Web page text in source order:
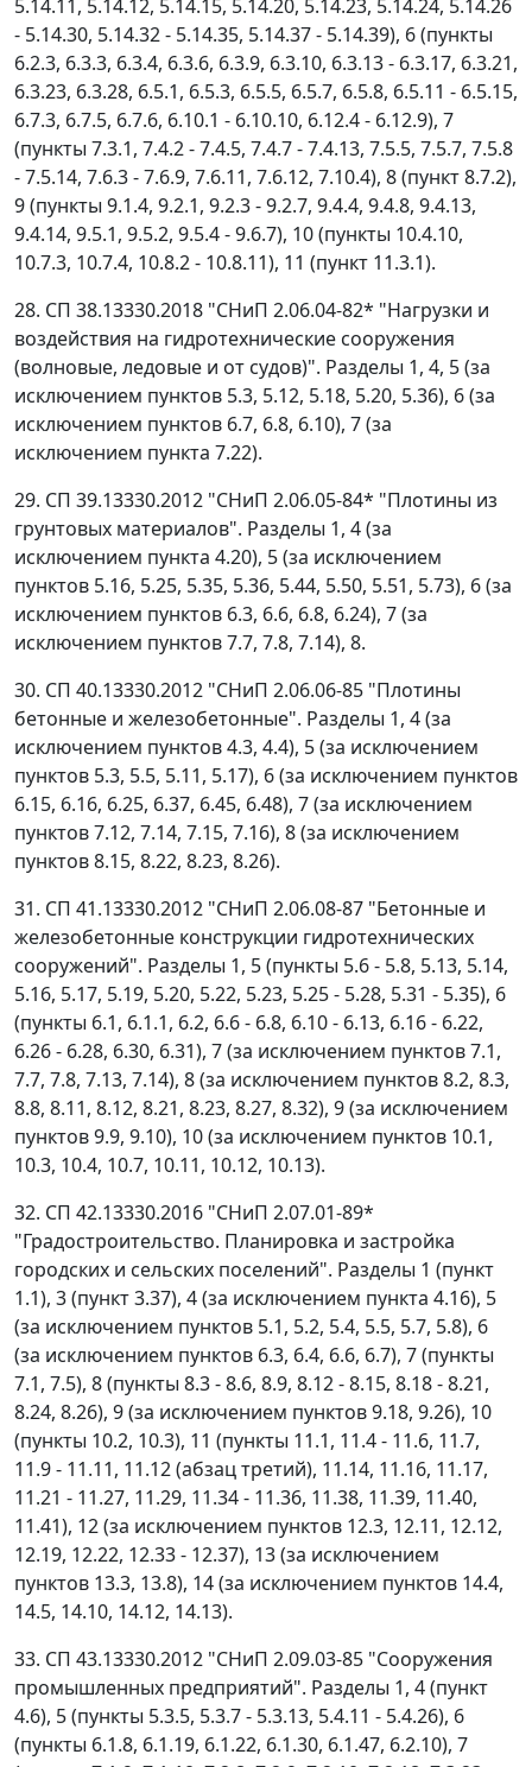
5.14.11, 5.14.12, 5.14.15, 5.14.20, 5.14.23, 5.14.24, 5.14.26
- 5.14.30, 5.14.32 - 5.14.35, 5.14.37 - 5.14.39), 6 (пункты
6.2.3, 6.3.3, 6.3.4, 6.3.6, 6.3.9, 6.3.10, 6.3.13 - 6.3.17, 6.3.21,
6.3.23, 6.3.28, 6.5.1, 6.5.3, 6.5.5, 6.5.7, 6.5.8, 6.5.11 - 6.5.15,
6.7.3, 6.7.5, 6.7.6, 6.10.1 - 6.10.10, 6.12.4 - 6.12.9), 7
(пункты 7.3.1, 7.4.2 - 7.4.5, 7.4.7 - 7.4.13, 7.5.5, 7.5.7, 7.5.8
- 7.5.14, 7.6.3 - 7.6.9, 7.6.11, 7.6.12, 7.10.4), 8 (пункт 8.7.2),
9 (пункты 9.1.4, 9.2.1, 9.2.3 - 9.2.7, 9.4.4, 9.4.8, 9.4.13,
9.4.14, 9.5.1, 9.5.2, 9.5.4 - 9.6.7), 10 (пункты 10.4.10,
10.7.3, 10.7.4, 10.8.2 - 10.8.11), 11 (пункт 11.3.1).
28. СП 38.13330.2018 "СНиП 2.06.04-82* "Нагрузки и
воздействия на гидротехнические сооружения
(волновые, ледовые и от судов)". Разделы 1, 4, 5 (за
исключением пунктов 5.3, 5.12, 5.18, 5.20, 5.36), 6 (за
исключением пунктов 6.7, 6.8, 6.10), 7 (за
исключением пункта 7.22).
29. СП 39.13330.2012 "СНиП 2.06.05-84* "Плотины из
грунтовых материалов". Разделы 1, 4 (за
исключением пункта 4.20), 5 (за исключением
пунктов 5.16, 5.25, 5.35, 5.36, 5.44, 5.50, 5.51, 5.73), 6 (за
исключением пунктов 6.3, 6.6, 6.8, 6.24), 7 (за
исключением пунктов 7.7, 7.8, 7.14), 8.
30. СП 40.13330.2012 "СНиП 2.06.06-85 "Плотины
бетонные и железобетонные". Разделы 1, 4 (за
исключением пунктов 4.3, 4.4), 5 (за исключением
пунктов 5.3, 5.5, 5.11, 5.17), 6 (за исключением пунктов
6.15, 6.16, 6.25, 6.37, 6.45, 6.48), 7 (за исключением
пунктов 7.12, 7.14, 7.15, 7.16), 8 (за исключением
пунктов 8.15, 8.22, 8.23, 8.26).
31. СП 41.13330.2012 "СНиП 2.06.08-87 "Бетонные и
железобетонные конструкции гидротехнических
сооружений". Разделы 1, 5 (пункты 5.6 - 5.8, 5.13, 5.14,
5.16, 5.17, 5.19, 5.20, 5.22, 5.23, 5.25 - 5.28, 5.31 - 5.35), 6
(пункты 6.1, 6.1.1, 6.2, 6.6 - 6.8, 6.10 - 6.13, 6.16 - 6.22,
6.26 - 6.28, 6.30, 6.31), 7 (за исключением пунктов 7.1,
7.7, 7.8, 7.13, 7.14), 8 (за исключением пунктов 8.2, 8.3,
8.8, 8.11, 8.12, 8.21, 8.23, 8.27, 8.32), 9 (за исключением
пунктов 9.9, 9.10), 10 (за исключением пунктов 10.1,
10.3, 10.4, 10.7, 10.11, 10.12, 10.13).
32. СП 42.13330.2016 "СНиП 2.07.01-89*
"Градостроительство. Планировка и застройка
городских и сельских поселений". Разделы 1 (пункт
1.1), 3 (пункт 3.37), 4 (за исключением пункта 4.16), 5
(за исключением пунктов 5.1, 5.2, 5.4, 5.5, 5.7, 5.8), 6
(за исключением пунктов 6.3, 6.4, 6.6, 6.7), 7 (пункты
7.1, 7.5), 8 (пункты 8.3 - 8.6, 8.9, 8.12 - 8.15, 8.18 - 8.21,
8.24, 8.26), 9 (за исключением пунктов 9.18, 9.26), 10
(пункты 10.2, 10.3), 11 (пункты 11.1, 11.4 - 11.6, 11.7,
11.9 - 11.11, 11.12 (абзац третий), 11.14, 11.16, 11.17,
11.21 - 11.27, 11.29, 11.34 - 11.36, 11.38, 11.39, 11.40,
11.41), 12 (за исключением пунктов 12.3, 12.11, 12.12,
12.19, 12.22, 12.33 - 12.37), 13 (за исключением
пунктов 13.3, 13.8), 14 (за исключением пунктов 14.4,
14.5, 14.10, 14.12, 14.13).
33. СП 43.13330.2012 "СНиП 2.09.03-85 "Сооружения
промышленных предприятий". Разделы 1, 4 (пункт
4.6), 5 (пункты 5.3.5, 5.3.7 - 5.3.13, 5.4.11 - 5.4.26), 6
(пункты 6.1.8, 6.1.19, 6.1.22, 6.1.30, 6.1.47, 6.2.10), 7